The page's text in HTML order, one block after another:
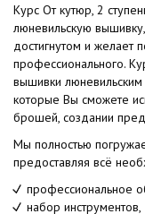
Курс От кутюр, 2
люневильскую
достигнутом и желает
профессионального.
вышивки
которые Вы сможете
брошей, создании
Мы полностью
предоставляя всё
профессиональное
набор инструментов,